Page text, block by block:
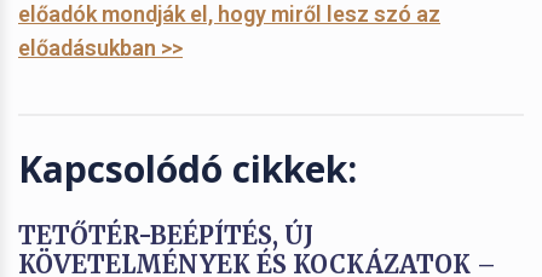
előadók mondják el, hogy miről lesz szó az
előadásukban >>
Kapcsolódó cikkek:
TETŐTÉR-BEÉPÍTÉS, ÚJ
KÖVETELMÉNYEK ÉS KOCKÁZATOK –